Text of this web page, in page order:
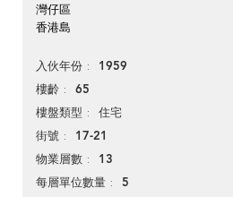
灣仔區
香港島
入伙年份 1959
樓齡 65
樓盤類型 住宅
街號 17-21
物業層數 13
每層單位數量 5